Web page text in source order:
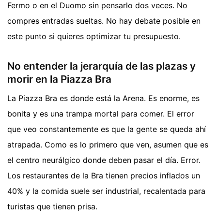
Fermo o en el Duomo sin pensarlo dos veces. No
compres entradas sueltas. No hay debate posible en
este punto si quieres optimizar tu presupuesto.
No entender la jerarquía de las plazas y
morir en la Piazza Bra
La Piazza Bra es donde está la Arena. Es enorme, es
bonita y es una trampa mortal para comer. El error
que veo constantemente es que la gente se queda ahí
atrapada. Como es lo primero que ven, asumen que es
el centro neurálgico donde deben pasar el día. Error.
Los restaurantes de la Bra tienen precios inflados un
40% y la comida suele ser industrial, recalentada para
turistas que tienen prisa.